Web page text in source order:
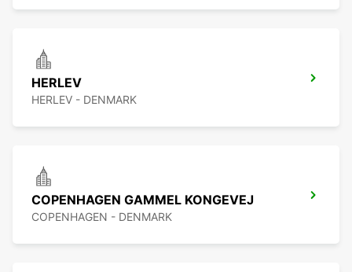
HERLEV
HERLEV - DENMARK
COPENHAGEN GAMMEL KONGEVEJ
COPENHAGEN - DENMARK